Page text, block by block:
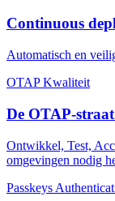
Continuous
Automatisch en
OTAP Kwaliteit
De OTAP-
Ontwikkel, Test,
omgevingen nodig
Passkeys